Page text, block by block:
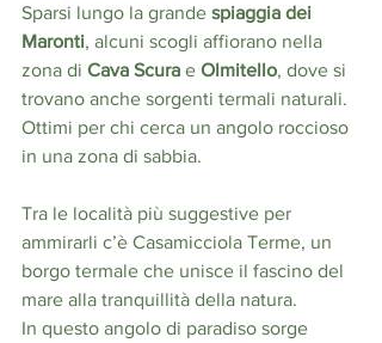
Sparsi lungo la grande spiaggia dei
Maronti, alcuni scogli affiorano nella
zona di Cava Scura e Olmitello, dove si
trovano anche sorgenti termali naturali.
Ottimi per chi cerca un angolo roccioso
in una zona di sabbia.
Tra le località più suggestive per
ammirarli c’è Casamicciola Terme, un
borgo termale che unisce il fascino del
mare alla tranquillità della natura.
In questo angolo di paradiso sorge